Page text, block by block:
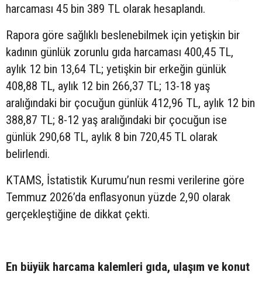
harcaması 45 bin 389 TL olarak hesaplandı.
Rapora göre sağlıklı beslenebilmek için yetişkin bir
kadının günlük zorunlu gıda harcaması 400,45 TL,
aylık 12 bin 13,64 TL; yetişkin bir erkeğin günlük
408,88 TL, aylık 12 bin 266,37 TL; 13-18 yaş
aralığındaki bir çocuğun günlük 412,96 TL, aylık 12 bin
388,87 TL; 8-12 yaş aralığındaki bir çocuğun ise
günlük 290,68 TL, aylık 8 bin 720,45 TL olarak
belirlendi.
KTAMS, İstatistik Kurumu’nun resmi verilerine göre
Temmuz 2026’da enflasyonun yüzde 2,90 olarak
gerçekleştiğine de dikkat çekti.
En büyük harcama kalemleri gıda, ulaşım ve konut